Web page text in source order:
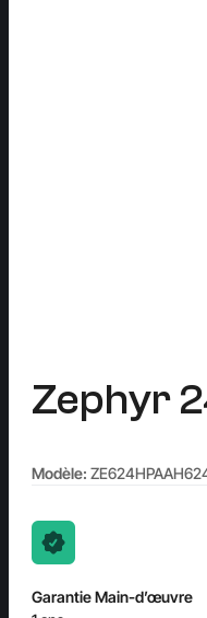
Zephyr
Modèle:
Garantie Main-d’œuvre